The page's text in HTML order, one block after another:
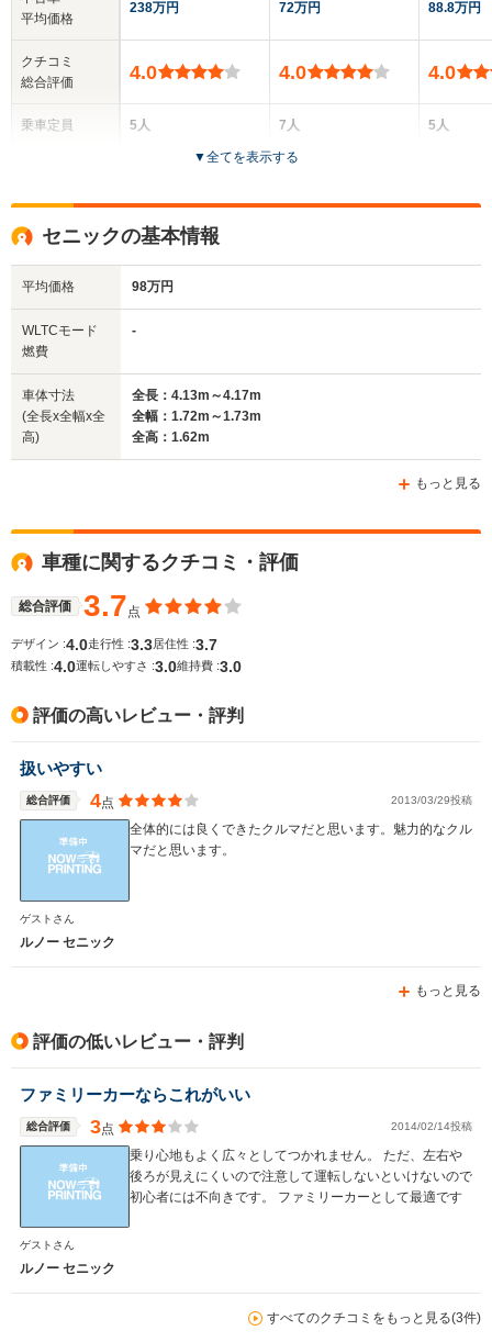
平均価格
クチコミ
総合評価
乗車定員
サイズ
(全長x全幅x全高)
WLTCモード
燃費
238万円
4.0
5人
全高
1.38m～1.4m
72万円
4.0
7人
5ドア
88.8万円
4.0
5人
▼全てを表示する
セニックの基本情報
平均価格 98万円
WLTCモード
燃費
-
車体寸法
(全長x全幅x全
高)
全長：4.13m～4.17m
全幅：1.72m～1.73m
全高：1.62m
もっと見る
車種に関するクチコミ・評価
総合評価 3.7点
デザイン :4.0走行性 :3.3 居住性 :3.7
積載性 :4.0運転しやすさ :3.0維持費 :3.0
評価の高いレビュー・評判
扱いやすい
総合評価 4点 2013/03/29投稿
全体的には良くできたクルマだと思います。魅力的なクル
マだと思います。
ゲストさん
ルノー セニック
もっと見る
評価の低いレビュー・評判
ファミリーカーならこれがいい
総合評価 3点 2014/02/14投稿
乗り心地もよく広々としてつかれません。 ただ、左右や
後ろが見えにくいので注意して運転しないといけないので
初心者には不向きです。 ファミリーカーとして最適です
ゲストさん
ルノー セニック
すべてのクチコミをもっと見る(3件)